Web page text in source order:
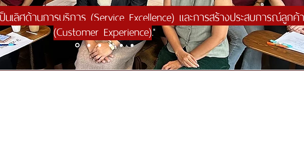
ลิศด้านการบริการ (Service Excellence) และการสร้างประสบการณ์ลูกค้า
(Customer Experience)."